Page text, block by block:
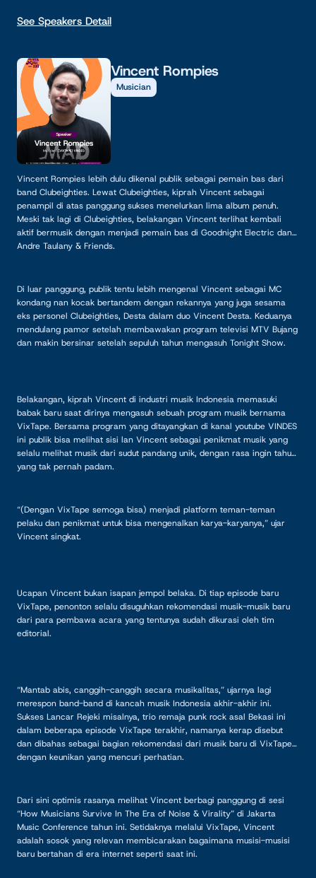
See Speakers Detail
Vincent Rompies
Musician
Vincent Rompies lebih dulu dikenal publik sebagai pemain bas dari
band Clubeighties. Lewat Clubeighties, kiprah Vincent sebagai
penampil di atas panggung sukses menelurkan lima album penuh.
Meski tak lagi di Clubeighties, belakangan Vincent terlihat kembali
aktif bermusik dengan menjadi pemain bas di Goodnight Electric dan
Andre Taulany & Friends.
Di luar panggung, publik tentu lebih mengenal Vincent sebagai MC
kondang nan kocak bertandem dengan rekannya yang juga sesama
eks personel Clubeighties, Desta dalam duo Vincent Desta. Keduanya
mendulang pamor setelah membawakan program televisi MTV Bujang
dan makin bersinar setelah sepuluh tahun mengasuh Tonight Show.
Belakangan, kiprah Vincent di industri musik Indonesia memasuki
babak baru saat dirinya mengasuh sebuah program musik bernama
VixTape. Bersama program yang ditayangkan di kanal youtube VINDES
ini publik bisa melihat sisi lan Vincent sebagai penikmat musik yang
selalu melihat musik dari sudut pandang unik, dengan rasa ingin tahu
yang tak pernah padam.
“(Dengan VixTape semoga bisa) menjadi platform teman-teman
pelaku dan penikmat untuk bisa mengenalkan karya-karyanya,” ujar
Vincent singkat.
Ucapan Vincent bukan isapan jempol belaka. Di tiap episode baru
VixTape, penonton selalu disuguhkan rekomendasi musik-musik baru
dari para pembawa acara yang tentunya sudah dikurasi oleh tim
editorial.
“Mantab abis, canggih-canggih secara musikalitas,” ujarnya lagi
merespon band-band di kancah musik Indonesia akhir-akhir ini.
Sukses Lancar Rejeki misalnya, trio remaja punk rock asal Bekasi ini
dalam beberapa episode VixTape terakhir, namanya kerap disebut
dan dibahas sebagai bagian rekomendasi dari musik baru di VixTape
dengan keunikan yang mencuri perhatian.
Dari sini optimis rasanya melihat Vincent berbagi panggung di sesi
“How Musicians Survive In The Era of Noise & Virality” di Jakarta
Music Conference tahun ini. Setidaknya melalui VixTape, Vincent
adalah sosok yang relevan membicarakan bagaimana musisi-musisi
baru bertahan di era internet seperti saat ini.